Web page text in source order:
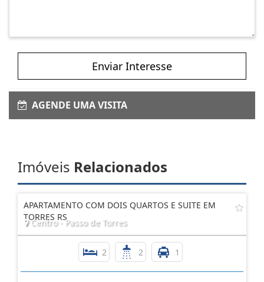
Enviar Interesse
AGENDE UMA VISITA
Imóveis Relacionados
APARTAMENTO COM DOIS QUARTOS E SUITE EM
TORRES RS
Centro - Passo de Torres
2 2 1